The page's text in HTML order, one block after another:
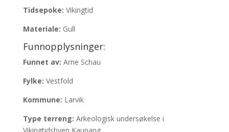
Tidsepoke: Vikingtid
Materiale: Gull
Funnopplysninger:
Funnet av: Arne Schau
Fylke: Vestfold
Kommune: Larvik
Type terreng: Arkeologisk undersøkelse i